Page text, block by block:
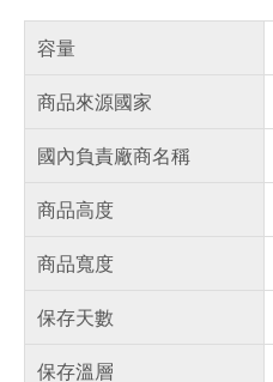
容量
商品來源國家
國內負責廠商名稱
商品高度
商品寬度
保存天數
保存溫層